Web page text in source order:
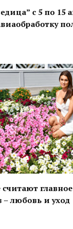
с 5 по 15
считают
– любовь и уход